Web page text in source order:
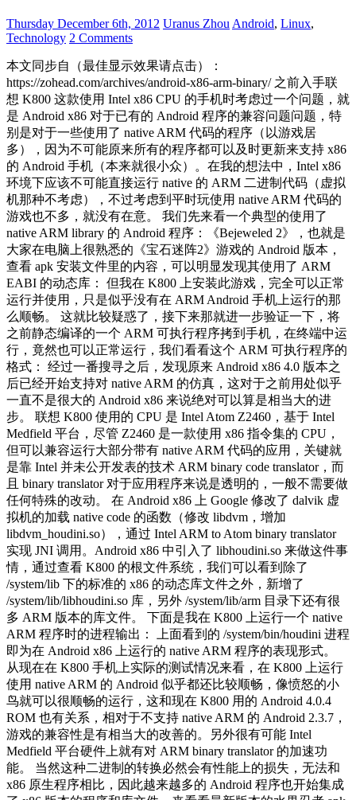
Thursday December 6th, 2012 Uranus Zhou Android, Linux,
Technology 2 Comments
本文同步自（最佳显示效果请点击）：
https://zohead.com/archives/android-x86-arm-binary/ 之前入手联
想 K800 这款使用 Intel x86 CPU 的手机时考虑过一个问题，就
是 Android x86 对于已有的 Android 程序的兼容问题问题，特
别是对于一些使用了 native ARM 代码的程序（以游戏居
多），因为不可能原来所有的程序都可以及时更新来支持 x86
的 Android 手机（本来就很小众）。在我的想法中，Intel x86
环境下应该不可能直接运行 native 的 ARM 二进制代码（虚拟
机那种不考虑），不过考虑到平时玩使用 native ARM 代码的
游戏也不多，就没有在意。 我们先来看一个典型的使用了
native ARM library 的 Android 程序：《Bejeweled 2》，也就是
大家在电脑上很熟悉的《宝石迷阵2》游戏的 Android 版本，
查看 apk 安装文件里的内容，可以明显发现其使用了 ARM
EABI 的动态库： 但我在 K800 上安装此游戏，完全可以正常
运行并使用，只是似乎没有在 ARM Android 手机上运行的那
么顺畅。 这就比较疑惑了，接下来那就进一步验证一下，将
之前静态编译的一个 ARM 可执行程序拷到手机，在终端中运
行，竟然也可以正常运行，我们看看这个 ARM 可执行程序的
格式： 经过一番搜寻之后，发现原来 Android x86 4.0 版本之
后已经开始支持对 native ARM 的仿真，这对于之前用处似乎
一直不是很大的 Android x86 来说绝对可以算是相当大的进
步。 联想 K800 使用的 CPU 是 Intel Atom Z2460，基于 Intel
Medfield 平台，尽管 Z2460 是一款使用 x86 指令集的 CPU，
但可以兼容运行大部分带有 native ARM 代码的应用，关键就
是靠 Intel 并未公开发表的技术 ARM binary code translator，而
且 binary translator 对于应用程序来说是透明的，一般不需要做
任何特殊的改动。 在 Android x86 上 Google 修改了 dalvik 虚
拟机的加载 native code 的函数（修改 libdvm，增加
libdvm_houdini.so），通过 Intel ARM to Atom binary translator
实现 JNI 调用。Android x86 中引入了 libhoudini.so 来做这件事
情，通过查看 K800 的根文件系统，我们可以看到除了
/system/lib 下的标准的 x86 的动态库文件之外，新增了
/system/lib/libhoudini.so 库，另外 /system/lib/arm 目录下还有很
多 ARM 版本的库文件。 下面是我在 K800 上运行一个 native
ARM 程序时的进程输出： 上面看到的 /system/bin/houdini 进程
即为在 Android x86 上运行的 native ARM 程序的表现形式。
从现在在 K800 手机上实际的测试情况来看，在 K800 上运行
使用 native ARM 的 Android 似乎都还比较顺畅，像愤怒的小
鸟就可以很顺畅的运行，这和现在 K800 用的 Android 4.0.4
ROM 也有关系，相对于不支持 native ARM 的 Android 2.3.7，
游戏的兼容性是有相当大的改善的。另外很有可能 Intel
Medfield 平台硬件上就有对 ARM binary translator 的加速功
能。 当然这种二进制的转换必然会有性能上的损失，无法和
x86 原生程序相比，因此越来越多的 Android 程序也开始集成